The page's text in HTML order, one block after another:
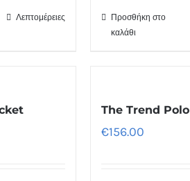
Λεπτομέρειες
Προσθήκη στο
καλάθι
The Trend Polo
€156.00